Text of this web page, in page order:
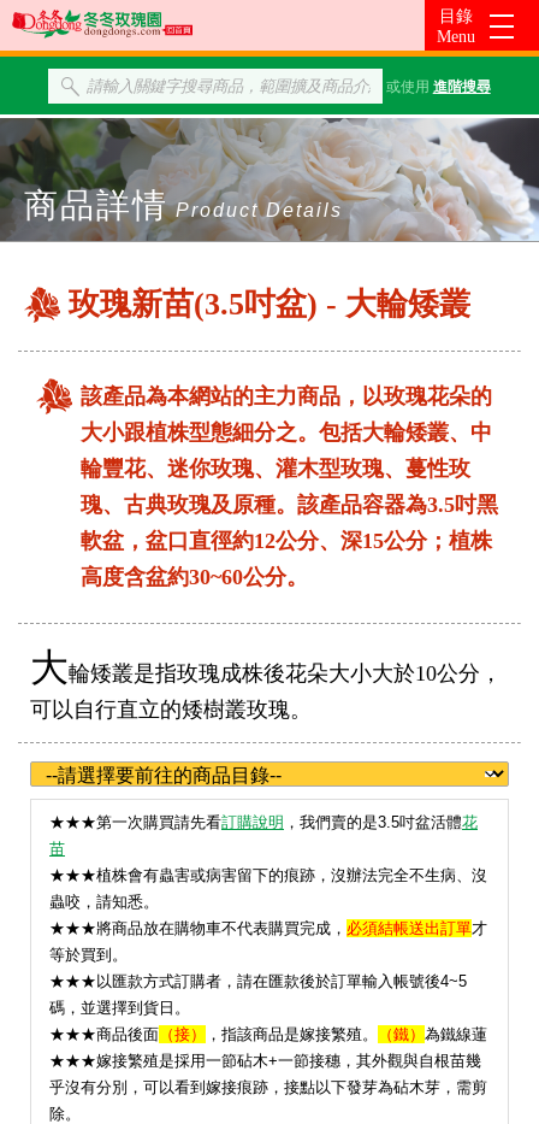
或使用 進階搜尋
商品詳情 Product Details
玫瑰新苗(3.5吋盆) - 大輪矮叢
該產品為本網站的主力商品，以玫瑰花朵的
大小跟植株型態細分之。包括大輪矮叢、中
輪豐花、迷你玫瑰、灌木型玫瑰、蔓性玫
瑰、古典玫瑰及原種。該產品容器為3.5吋黑
軟盆，盆口直徑約12公分、深15公分；植株
高度含盆約30~60公分。
大輪矮叢是指玫瑰成株後花朵大小大於10公分，
可以自行直立的矮樹叢玫瑰。
★★★第一次購買請先看訂購說明 ，我們賣的是3.5吋盆活體花
苗
★★★植株會有蟲害或病害留下的痕跡，沒辦法完全不生病、沒
蟲咬，請知悉。
★★★將商品放在購物車不代表購買完成， 必須結帳送出訂單才
等於買到。
★★★以匯款方式訂購者，請在匯款後於訂單輸入帳號後4~5
碼，並選擇到貨日。
★★★商品後面 （接） ，指該商品是嫁接繁殖。 （鐵） 為鐵線蓮
★★★嫁接繁殖是採用一節砧木+一節接穗，其外觀與自根苗幾
乎沒有分別，可以看到嫁接痕跡，接點以下發芽為砧木芽，需剪
除。